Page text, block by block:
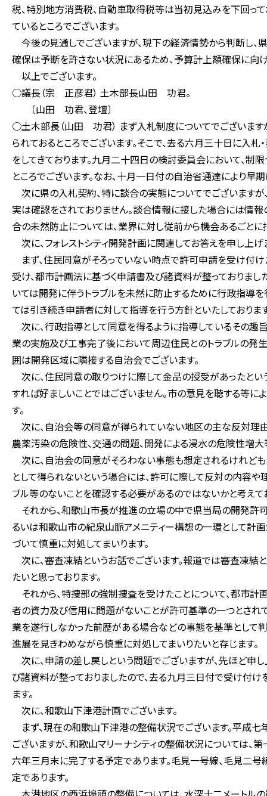
税、特別地方消費税、自動車取得税等は当初見込みを下回っ
ているところでございます。
今後の見通しでございますが、現下の経済情勢から判断し
確保は予断を許さない状況にあるため、予算計上額確保に向け
以上でございます。
○議長（宗 正彦君） 土木部長山田 功君。
〔山田 功君、登壇〕
○土木部長（山田 功君） まず入札制度についてでございま
られておるところでございます。そこで、去る六月三十日に入
をしてきております。九月二十四日の検討委員会において、
ところでございます。なお、十月一日付の自治省通達により早
次に県の入札契約、特に談合の実態についてでございます
実は確認をされておりません。談合情報に接した場合には情報
合の未然防止については、業界に対し従前から機会あるごとに
次に、フォレストシティ開発計画に関連してお答えを申し上げ
まず、住民同意がそろっていない時点で許可申請を受け付
受け、都市計画法に基づく申請書及び諸資料が整っておりま
いては開発に伴うトラブルを未然に防止するために行政指導
ては引き続き申請者に対して指導を行う方針といたしておりま
次に、行政指導として同意を得るように指導しているその
業の実施及び工事完了後において周辺住民とのトラブルの発
囲は開発区域に隣接する自治会でございます。
次に、住民同意の取りつけに際して金品の授受があったと
すれば好ましいことではございません。市の意見を聴する等に
す。
次に、自治会等の同意が得られていない地区の主な反対理
農薬汚染の危険性、交通の問題、開発による浸水の危険性増大
次に、自治会の同意がそろわない事態も想定されるけれど
として得られないという場合には、許可に際して反対の内容
ブル等のないことを確認する必要があるのではないかと考えて
それから、和歌山市長が推進の立場の中で県当局の開発許
るいは和歌山市の紀泉山脈アメニティー構想の一環として計
づいて慎重に対処してまいります。
次に、審査凍結というお話でございます。報道では審査凍結
たいと思っております。
それから、特捜部の強制捜査を受けたことについて、都市計
者の資力及び信用に問題がないことが許可基準の一つとされ
業を遂行しなかった前歴がある場合などの事態を基準として判
進展を見きわめながら慎重に対処してまいりたいと存じます。
次に、申請の差し戻しという問題でございますが、先ほど
び諸資料が整っておりましたので、去る九月三日付で受け付
ます。
次に、和歌山下津港計画でございます。
まず、現在の和歌山下津港の整備状況でございます。平成
ございますが、和歌山マリーナシティの整備状況については
六年三月末に完了する予定であります。毛見一号線、毛見二
定であります。